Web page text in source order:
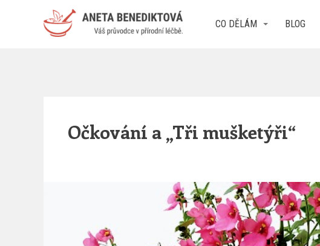
CO DĚLÁM BLOG
Očkování a „Tři mušketýři“